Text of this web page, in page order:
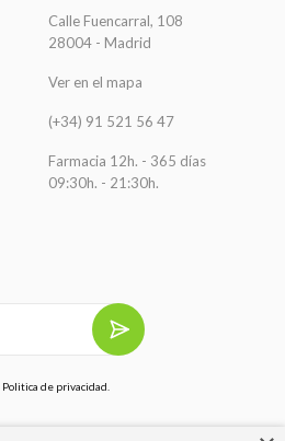
Calle Fuencarral, 108
28004 - Madrid
Ver en el mapa
(+34) 91 521 56 47
Farmacia 12h. - 365 días
09:30h. - 21:30h.
Politica de privacidad.